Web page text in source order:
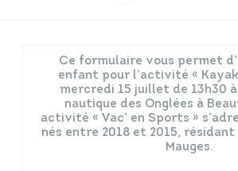
Ce formulaire vous permet
enfant pour l’activité «
mercredi 15 juillet de 13h30 à
nautique des Onglées à
activité « Vac’ en Sports »
nés entre 2018 et 2015, résidant
Mauges.
Annuaires